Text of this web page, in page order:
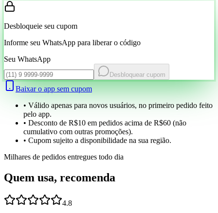
Desbloqueie seu cupom
Informe seu WhatsApp para liberar o código
Seu WhatsApp
Desbloquear cupom
Baixar o app sem cupom
• Válido apenas para novos usuários, no primeiro pedido feito
pelo app.
• Desconto de R$10 em pedidos acima de R$60 (não
cumulativo com outras promoções).
• Cupom sujeito a disponibilidade na sua região.
Milhares de pedidos entregues todo dia
Quem usa, recomenda
4.8